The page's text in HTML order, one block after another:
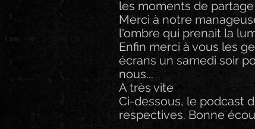
les moments de
Merci à notre
l'ombre qui prenait la
Enfin merci à vous les
écrans un samedi soir
nous...
A très vite
Ci-dessous, le podcast
respectives. Bonne